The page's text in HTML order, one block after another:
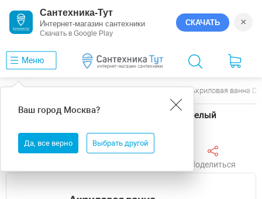
Сантехника-Тут
Интернет-магазин сантехники
Скачать в Google Play
СКАЧАТЬ ×
Меню
Ваш город Москва?
Да, все верно Выбрать другой
Акриловая ванна
Акриловая ванна DIWO Казань 160х70 цвет Белый
Поделиться